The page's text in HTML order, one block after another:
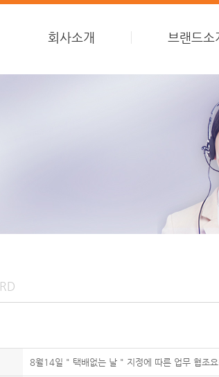
회사소개 브랜드소
8월14일 " 택배없는 날 " 지정에 따른 업무 협조